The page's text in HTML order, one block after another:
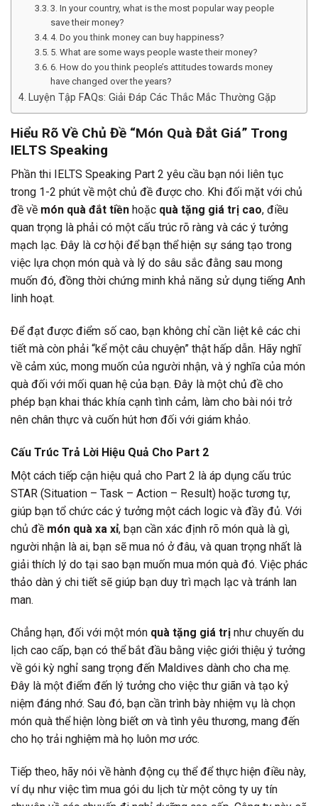
3. In your country, what is the most popular way people
save their money?
4. Do you think money can buy happiness?
5. What are some ways people waste their money?
6. How do you think people’s attitudes towards money
have changed over the years?
Luyện Tập FAQs: Giải Đáp Các Thắc Mắc Thường Gặp
Hiểu Rõ Về Chủ Đề “Món Quà Đắt Giá” Trong
IELTS Speaking
Phần thi IELTS Speaking Part 2 yêu cầu bạn nói liên tục
trong 1-2 phút về một chủ đề được cho. Khi đối mặt với chủ
đề về món quà đắt tiền hoặc quà tặng giá trị cao, điều
quan trọng là phải có một cấu trúc rõ ràng và các ý tưởng
mạch lạc. Đây là cơ hội để bạn thể hiện sự sáng tạo trong
việc lựa chọn món quà và lý do sâu sắc đằng sau mong
muốn đó, đồng thời chứng minh khả năng sử dụng tiếng Anh
linh hoạt.
Để đạt được điểm số cao, bạn không chỉ cần liệt kê các chi
tiết mà còn phải “kể một câu chuyện” thật hấp dẫn. Hãy nghĩ
về cảm xúc, mong muốn của người nhận, và ý nghĩa của món
quà đối với mối quan hệ của bạn. Đây là một chủ đề cho
phép bạn khai thác khía cạnh tình cảm, làm cho bài nói trở
nên chân thực và cuốn hút hơn đối với giám khảo.
Cấu Trúc Trả Lời Hiệu Quả Cho Part 2
Một cách tiếp cận hiệu quả cho Part 2 là áp dụng cấu trúc
STAR (Situation – Task – Action – Result) hoặc tương tự,
giúp bạn tổ chức các ý tưởng một cách logic và đầy đủ. Với
chủ đề món quà xa xỉ, bạn cần xác định rõ món quà là gì,
người nhận là ai, bạn sẽ mua nó ở đâu, và quan trọng nhất là
giải thích lý do tại sao bạn muốn mua món quà đó. Việc phác
thảo dàn ý chi tiết sẽ giúp bạn duy trì mạch lạc và tránh lan
man.
Chẳng hạn, đối với một món quà tặng giá trị như chuyến du
lịch cao cấp, bạn có thể bắt đầu bằng việc giới thiệu ý tưởng
về gói kỳ nghỉ sang trọng đến Maldives dành cho cha mẹ.
Đây là một điểm đến lý tưởng cho việc thư giãn và tạo kỷ
niệm đáng nhớ. Sau đó, bạn cần trình bày nhiệm vụ là chọn
món quà thể hiện lòng biết ơn và tình yêu thương, mang đến
cho họ trải nghiệm mà họ luôn mơ ước.
Tiếp theo, hãy nói về hành động cụ thể để thực hiện điều này,
ví dụ như việc tìm mua gói du lịch từ một công ty uy tín